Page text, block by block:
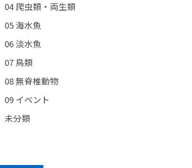
04 爬虫類・両生類
05 海水魚
06 淡水魚
07 鳥類
08 無脊椎動物
09 イベント
未分類